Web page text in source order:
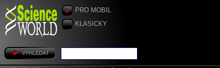
PRO MOBIL
KLASICKY